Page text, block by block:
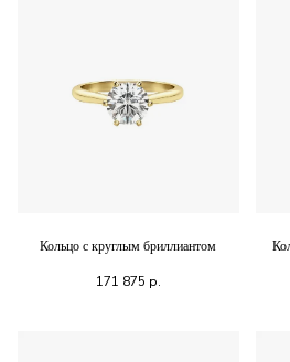
Кольцо с круглым бриллиантом
171 875 р.